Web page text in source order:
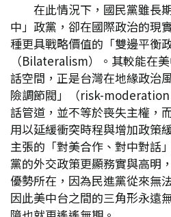
在此情況下，國民黨雖長
中」政黨，卻在國際政治的現
種更具戰略價值的「雙邊平衡政
（Bilateralism）。其較能在
話空間，正是台灣在地緣政治
險調節閥」（risk-
話管道，並不等於喪失主權，
用以延緩衝突時程與增加政策
主張的「對美合作、對中對話
黨的外交政策更顯務實與高明
優勢所在，因為民進黨從來無
因此美中台之間的三角形永遠